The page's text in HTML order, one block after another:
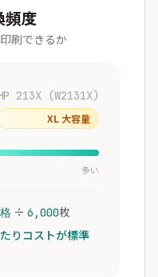
頻度
刷できるか
213X (W2131X)
XL 大容量
多い
÷ 6,000枚
りコストが標準